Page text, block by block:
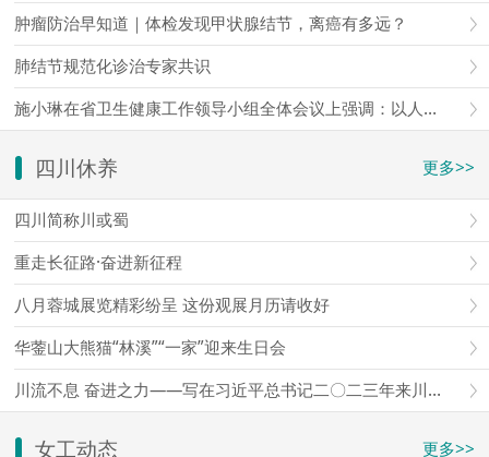
肿瘤防治早知道｜体检发现甲状腺结节，离癌有多远？
肺结节规范化诊治专家共识
施小琳在省卫生健康工作领导小组全体会议上强调：以人口和需求变化为导向，加快构建全方位全周期服务体系，更好守护人民群众生命
四川休养 更多>>
四川简称川或蜀
重走长征路·奋进新征程
八月蓉城展览精彩纷呈 这份观展月历请收好
华蓥山大熊猫“林溪”“一家”迎来生日会
川流不息 奋进之力——写在习近平总书记二〇二三年来川视察三周年之际
女工动态 更多>>